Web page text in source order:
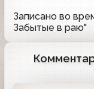
Записано во
Забытые в раю"